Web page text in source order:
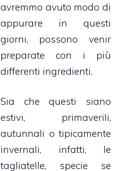
avremmo avuto modo di
appurare in questi
giorni, possono venir
preparate con i più
differenti ingredienti.
Sia che questi siano
estivi, primaverili,
autunnali o tipicamente
invernali, infatti, le
tagliatelle, specie se